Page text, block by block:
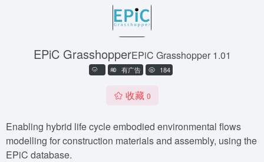
EPiC GrasshopperEPiC Grasshopper 1.01
有广告 184
收藏 0
Enabling hybrid life cycle embodied environmental flows
modelling for construction materials and assembly, using the
EPiC database.